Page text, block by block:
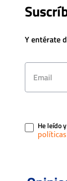
Y entérate
He leído